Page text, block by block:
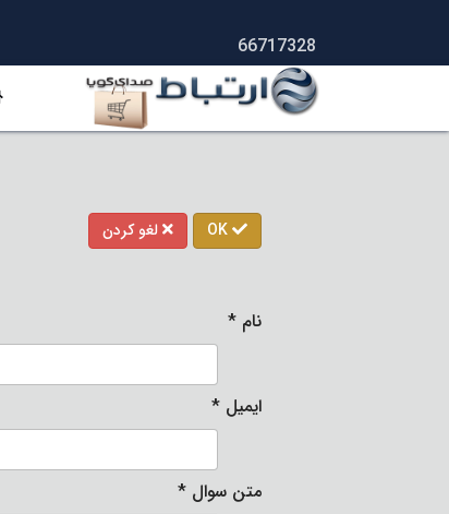
66717328
OK لغو کردن
نام*
ایمیل*
متن سوال*